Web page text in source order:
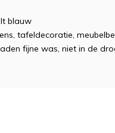
blauw
tafeldecoratie,
fijne was, niet in de